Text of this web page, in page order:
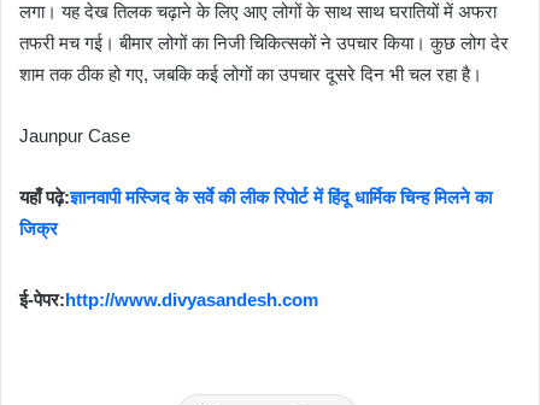
लगा। यह देख तिलक चढ़ाने के लिए आए लोगों के साथ साथ घरातियों में अफरा
तफरी मच गई। बीमार लोगों का निजी चिकित्सकों ने उपचार किया। कुछ लोग देर
शाम तक ठीक हो गए, जबकि कई लोगों का उपचार दूसरे दिन भी चल रहा है।
Jaunpur Case
यहाँ पढ़े:ज्ञानवापी मस्जिद के सर्वे की लीक रिपोर्ट में हिंदू धार्मिक चिन्ह मिलने का
जिक्र
ई-पेपर: http://www.divyasandesh.com